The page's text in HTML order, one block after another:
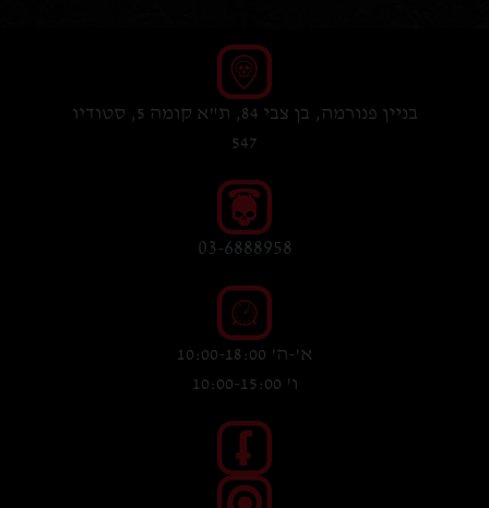
בניין פנורמה, בן צבי 84, ת"א קומה 5, סטודיו
547
03-6888958
א'-ה' 10:00-18:00
ו' 10:00-15:00